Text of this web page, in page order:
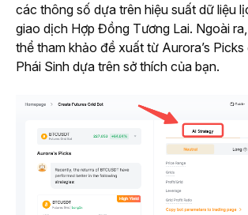
các thông số dựa trên hiệu suất dữ liệu
giao dịch Hợp Đồng Tương Lai. Ngoài
thể tham khảo đề xuất từ Aurora’s
Phái Sinh dựa trên sở thích của bạn.